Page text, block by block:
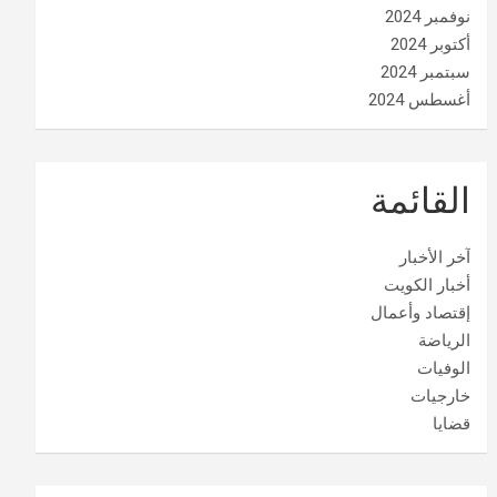
نوفمبر 2024
أكتوبر 2024
سبتمبر 2024
أغسطس 2024
القائمة
آخر الأخبار
أخبار الكويت
إقتصاد وأعمال
الرياضة
الوفيات
خارجيات
قضايا